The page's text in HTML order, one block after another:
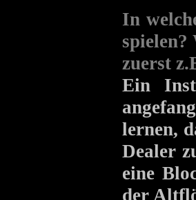
In
spielen?
zuerst
Ein
lernen,
Dealer
eine
der